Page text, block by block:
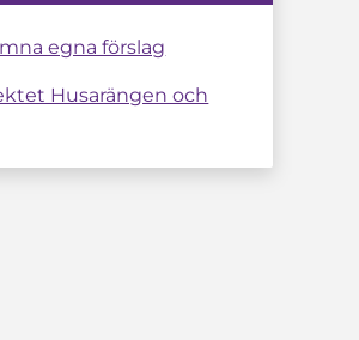
egna förslag
Husarängen och